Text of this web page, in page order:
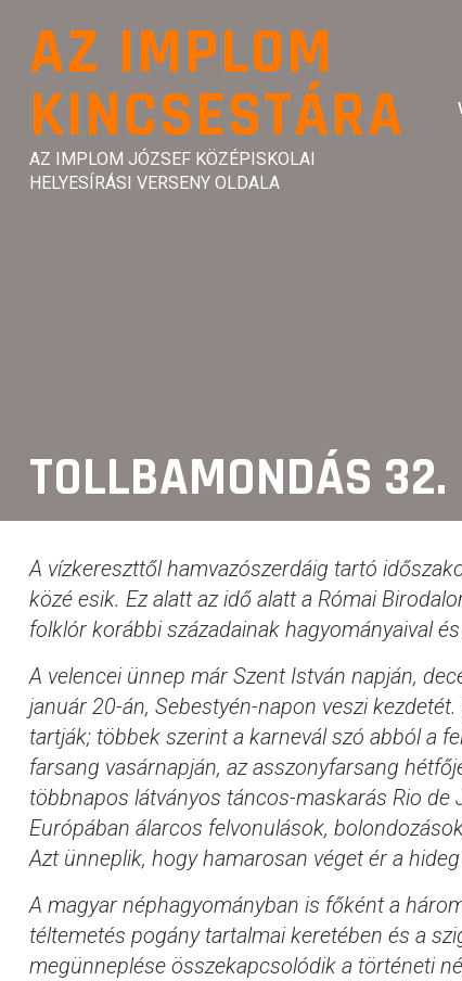
contentAZ IMPLOM
KINCSESTÁRA
AZ IMPLOM JÓZSEF KÖZÉPISKOLAI
HELYESÍRÁSI VERSENY OLDALA
TOLLBAMONDÁS 32.
A vízkereszttől hamvazószerdáig tartó
közé esik. Ez alatt az idő alatt a Római
folklór korábbi századainak hagyományaival
A velencei ünnep már Szent István napján,
január 20-án, Sebestyén-napon veszi
tartják; többek szerint a karnevál szó abból a
farsang vasárnapján, az asszonyfarsang
többnapos látványos táncos-maskarás Rio de
Európában álarcos felvonulások,
Azt ünneplik, hogy hamarosan véget ér a
A magyar néphagyományban is főként a
téltemetés pogány tartalmai keretében és a
megünneplése összekapcsolódik a történeti